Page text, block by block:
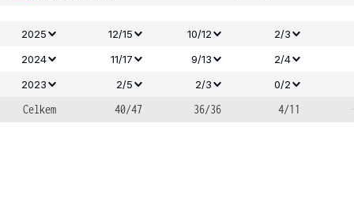
2025 12/15 10/12
2/3
2024
11/17 9/13
2/4
2023
2/5 2/3 0/2
Celkem 40/47 36/36 4/11